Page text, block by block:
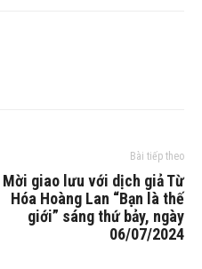
Bài tiếp theo
Mời giao lưu với dịch giả Từ
Hóa Hoàng Lan “Bạn là thế
giới” sáng thứ bảy, ngày
06/07/2024